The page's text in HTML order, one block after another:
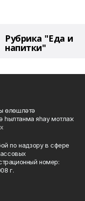
Рубрика "Еда и
напитки"
өлөшләтә
һылтанма яһау мотлаҡ.
по надзору в сфере
номер:
г.